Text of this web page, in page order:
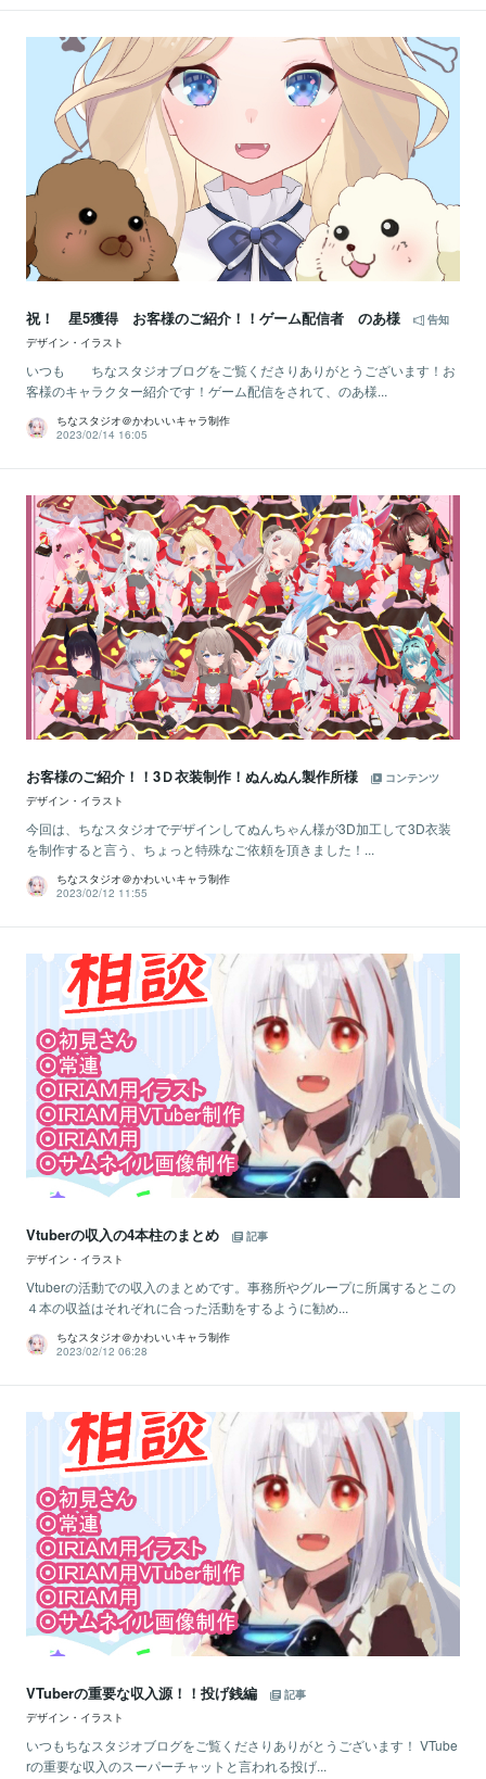
祝！ 星5獲得 お客様のご紹介！！ゲーム配信者 のあ様
告知
デザイン・イラスト
いつも ちなスタジオブログをご覧くださりありがとうございます！お
客様のキャラクター紹介です！ゲーム配信をされて、のあ様...
ちなスタジオ＠かわいいキャラ制作
2023/02/14 16:05
お客様のご紹介！！3Ｄ衣装制作！ぬんぬん製作所様
コンテンツ
デザイン・イラスト
今回は、ちなスタジオでデザインしてぬんちゃん様が3D加工して3D衣装
を制作すると言う、ちょっと特殊なご依頼を頂きました！...
ちなスタジオ＠かわいいキャラ制作
2023/02/12 11:55
Vtuberの収入の4本柱のまとめ
記事
デザイン・イラスト
Vtuberの活動での収入のまとめです。事務所やグループに所属するとこの
４本の収益はそれぞれに合った活動をするように勧め...
ちなスタジオ＠かわいいキャラ制作
2023/02/12 06:28
VTuberの重要な収入源！！投げ銭編
記事
デザイン・イラスト
いつもちなスタジオブログをご覧くださりありがとうございます！ VTube
rの重要な収入のスーパーチャットと言われる投げ...